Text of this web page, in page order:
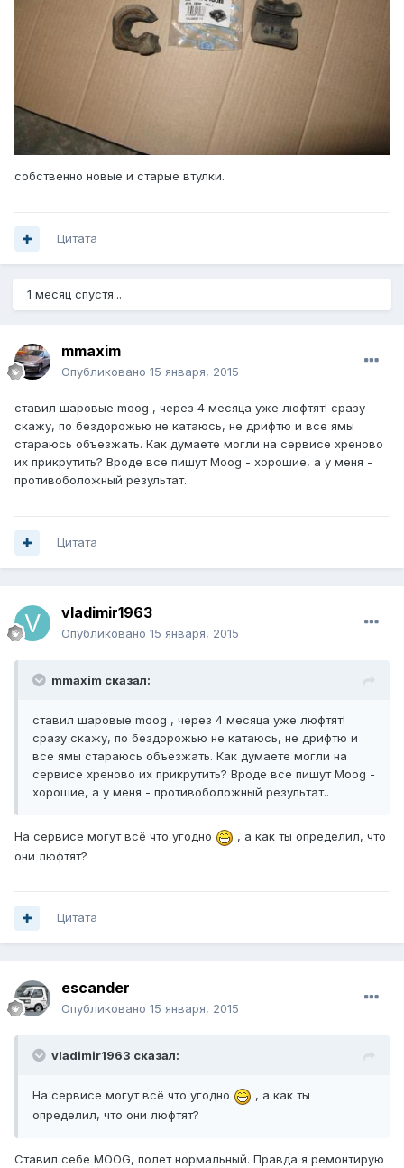
собственно новые и старые втулки.
Цитата
1 месяц спустя...
mmaxim
Опубликовано 15 января, 2015
ставил шаровые moog , через 4 месяца уже люфтят! сразу
скажу, по бездорожью не катаюсь, не дрифтю и все ямы
стараюсь объезжать. Как думаете могли на сервисе хреново
их прикрутить? Вроде все пишут Moog - хорошие, а у меня -
противоболожный результат..
Цитата
vladimir1963
Опубликовано 15 января, 2015
mmaxim сказал:
ставил шаровые moog , через 4 месяца уже люфтят!
сразу скажу, по бездорожью не катаюсь, не дрифтю и
все ямы стараюсь объезжать. Как думаете могли на
сервисе хреново их прикрутить? Вроде все пишут Moog -
хорошие, а у меня - противоболожный результат..
На сервисе могут всё что угодно
, а как ты определил, что
они люфтят?
Цитата
escander
Опубликовано 15 января, 2015
vladimir1963 сказал:
На сервисе могут всё что угодно
, а как ты
определил, что они люфтят?
Ставил себе MOOG, полет нормальный. Правда я ремонтирую